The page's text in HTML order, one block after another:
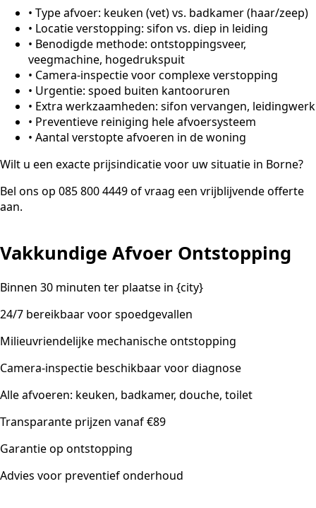
• Type afvoer: keuken (vet) vs. badkamer (haar/zeep)
• Locatie verstopping: sifon vs. diep in leiding
• Benodigde methode: ontstoppingsveer,
veegmachine, hogedrukspuit
• Camera-inspectie voor complexe verstopping
• Urgentie: spoed buiten kantooruren
• Extra werkzaamheden: sifon vervangen, leidingwerk
• Preventieve reiniging hele afvoersysteem
• Aantal verstopte afvoeren in de woning
Wilt u een exacte prijsindicatie voor uw situatie in Borne?
Bel ons op 085 800 4449 of vraag een vrijblijvende offerte
aan.
Vakkundige Afvoer Ontstopping
Binnen 30 minuten ter plaatse in {city}
24/7 bereikbaar voor spoedgevallen
Milieuvriendelijke mechanische ontstopping
Camera-inspectie beschikbaar voor diagnose
Alle afvoeren: keuken, badkamer, douche, toilet
Transparante prijzen vanaf €89
Garantie op ontstopping
Advies voor preventief onderhoud